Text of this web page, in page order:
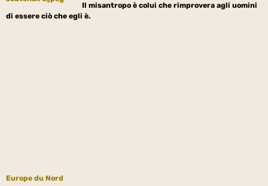
Il misantropo è colui che rimprovera agli uomini
di essere ciò che egli è.
Europe du Nord